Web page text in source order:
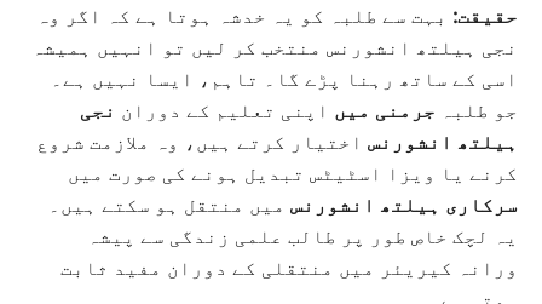
حقیقت: بہت سے طلبہ کو یہ خدشہ ہوتا ہے کہ اگر وہ
نجی ہیلتھ انشورنس منتخب کر لیں تو انہیں ہمیشہ
اسی کے ساتھ رہنا پڑے گا۔ تاہم، ایسا نہیں ہے۔
جو طلبہ جرمنی میں اپنی تعلیم کے دوران نجی
ہیلتھ انشورنس اختیار کرتے ہیں، وہ ملازمت شروع
کرنے یا ویزا اسٹیٹس تبدیل ہونے کی صورت میں
سرکاری ہیلتھ انشورنس میں منتقل ہو سکتے ہیں۔
یہ لچک خاص طور پر طالب علمی زندگی سے پیشہ
ورانہ کیریئر میں منتقلی کے دوران مفید ثابت